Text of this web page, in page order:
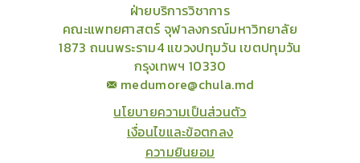
ฝ่ายบริการวิชาการ
คณะแพทยศาสตร์ จุฬาลงกรณ์มหาวิทยาลัย
1873 ถนนพระราม4 แขวงปทุมวัน เขตปทุมวัน
กรุงเทพฯ 10330
medumore@chula.md
นโยบายความเป็นส่วนตัว
เงื่อนไขและข้อตกลง
ความยินยอม